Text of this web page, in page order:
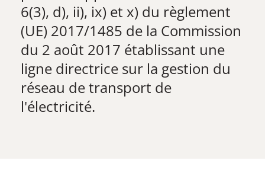
6(3), d), ii), ix) et x) du règlement
(UE) 2017/1485 de la Commission
du 2 août 2017 établissant une
ligne directrice sur la gestion du
réseau de transport de
l'électricité.